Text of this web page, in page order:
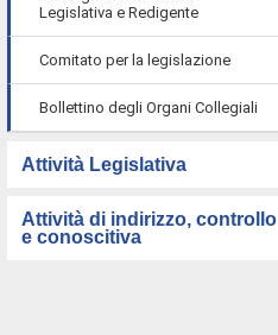
Legislativa e Redigente
Comitato per la legislazione
Bollettino degli Organi Collegiali
Attività Legislativa
Attività di indirizzo, controllo
e conoscitiva